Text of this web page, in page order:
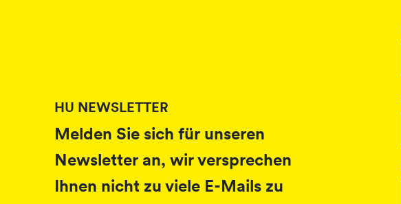
HU NEWSLETTER
Melden Sie sich für unseren
Newsletter an, wir versprechen
Ihnen nicht zu viele E-Mails zu